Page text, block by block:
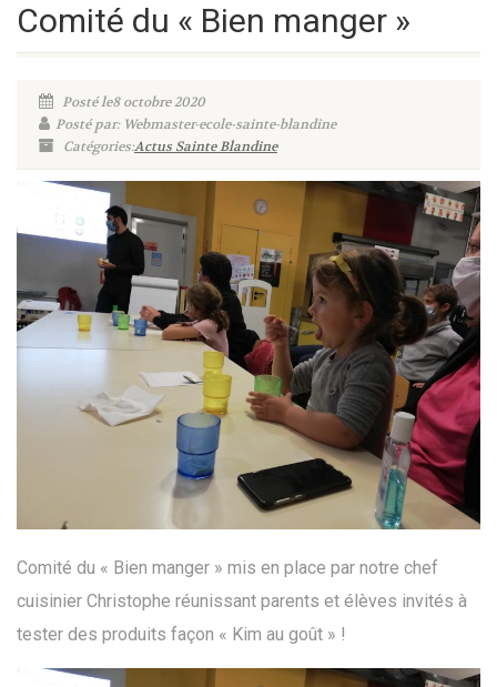
Comité du « Bien manger »
Posté le8 octobre 2020
Posté par: Webmaster-ecole-sainte-blandine
Catégories:Actus Sainte Blandine
Comité du « Bien manger » mis en place par notre chef
cuisinier Christophe réunissant parents et élèves invités à
tester des produits façon « Kim au goût » !